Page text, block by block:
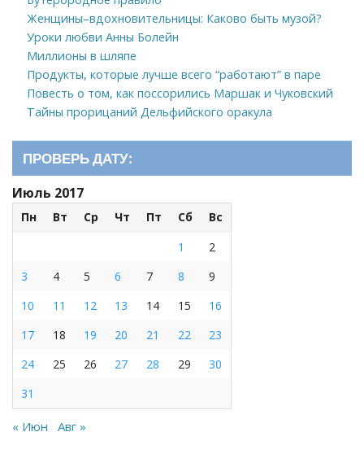
Женщины–вдохновительницы: Каково быть музой?
Уроки любви Анны Болейн
Миллионы в шляпе
Продукты, которые лучше всего “работают” в паре
Повесть о том, как поссорились Маршак и Чуковский
Тайны прорицаний Дельфийского оракула
ПРОВЕРЬ ДАТУ:
Июль 2017
Пн Вт Ср Чт Пт Сб
Вс
1
2
3
4 5 6 7 8
9
10
11 12 13 14 15
16
17
18 19 20 21 22
23
24
25 26 27 28 29
30
31
« Июн Авг »